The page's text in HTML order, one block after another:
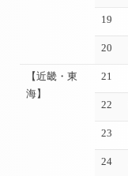
19
20
【近畿・東
海】
21
22
23
24